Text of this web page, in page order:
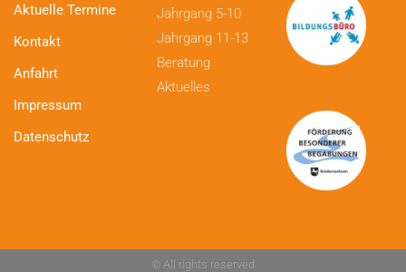
Aktuelle Termine
Kontakt
Anfahrt
Impressum
Datenschutz
Jahrgang 5-10
Jahrgang 11-13
Beratung
Aktuelles
© All rights reserved